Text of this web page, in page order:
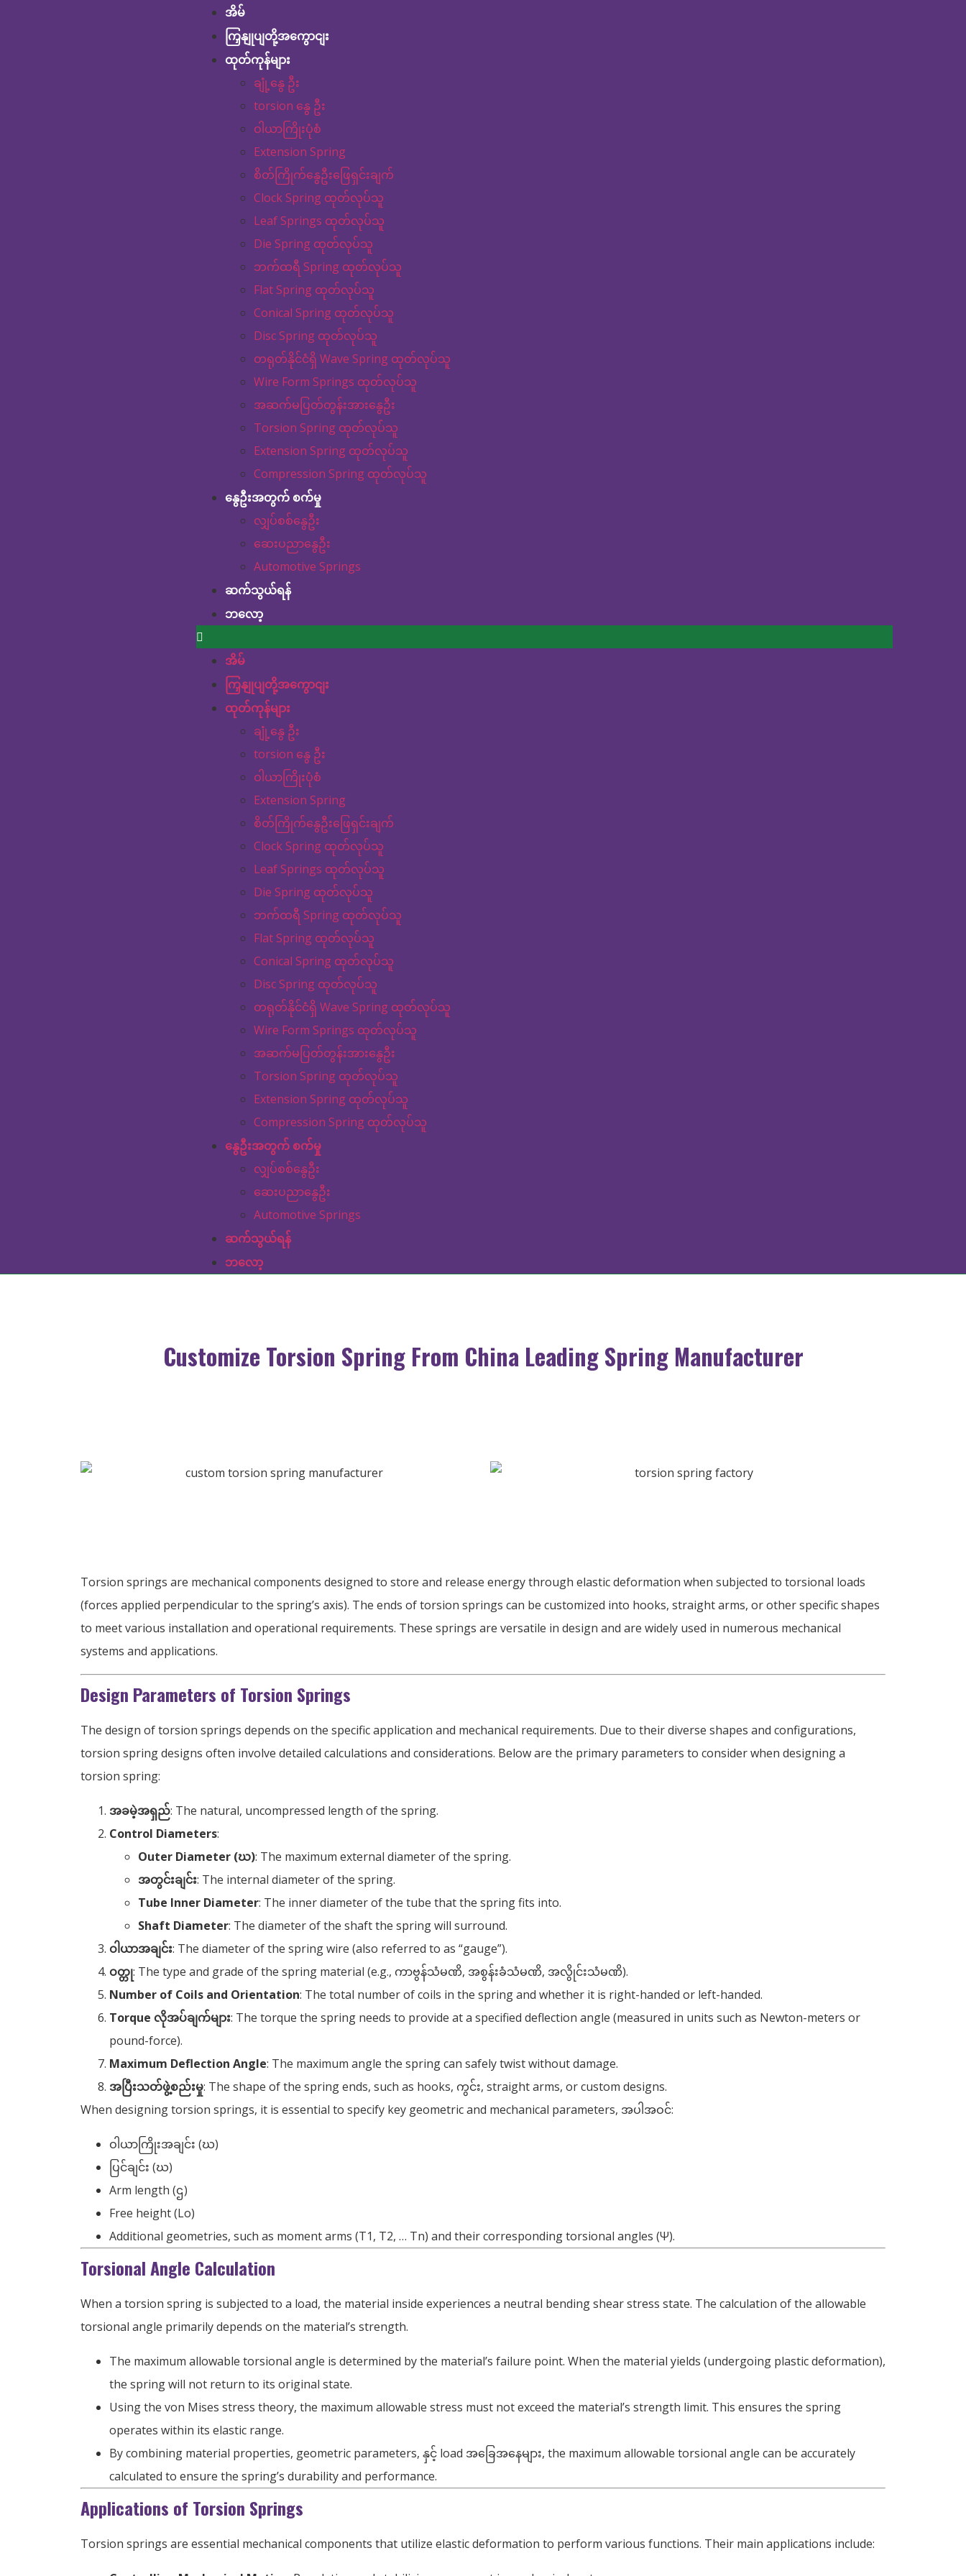
အိမ်
ကြှနျုပျတို့အကွောငျး
ထုတ်ကုန်များ
ချုံ့နွေ ဦး
torsion နွေ ဦး
ဝါယာကြိုးပုံစံ
Extension Spring
စိတ်ကြိုက်နွေဦးဖြေရှင်းချက်
Clock Spring ထုတ်လုပ်သူ
Leaf Springs ထုတ်လုပ်သူ
Die Spring ထုတ်လုပ်သူ
ဘက်ထရီ Spring ထုတ်လုပ်သူ
Flat Spring ထုတ်လုပ်သူ
Conical Spring ထုတ်လုပ်သူ
Disc Spring ထုတ်လုပ်သူ
တရုတ်နိုင်ငံရှိ Wave Spring ထုတ်လုပ်သူ
Wire Form Springs ထုတ်လုပ်သူ
အဆက်မပြတ်တွန်းအားနွေဦး
Torsion Spring ထုတ်လုပ်သူ
Extension Spring ထုတ်လုပ်သူ
Compression Spring ထုတ်လုပ်သူ
နွေဦးအတွက် စက်မှု
လျှပ်စစ်နွေဦး
ဆေးပညာနွေဦး
Automotive Springs
ဆက်သွယ်ရန်
ဘလော့
အိမ်
ကြှနျုပျတို့အကွောငျး
ထုတ်ကုန်များ
ချုံ့နွေ ဦး
torsion နွေ ဦး
ဝါယာကြိုးပုံစံ
Extension Spring
စိတ်ကြိုက်နွေဦးဖြေရှင်းချက်
Clock Spring ထုတ်လုပ်သူ
Leaf Springs ထုတ်လုပ်သူ
Die Spring ထုတ်လုပ်သူ
ဘက်ထရီ Spring ထုတ်လုပ်သူ
Flat Spring ထုတ်လုပ်သူ
Conical Spring ထုတ်လုပ်သူ
Disc Spring ထုတ်လုပ်သူ
တရုတ်နိုင်ငံရှိ Wave Spring ထုတ်လုပ်သူ
Wire Form Springs ထုတ်လုပ်သူ
အဆက်မပြတ်တွန်းအားနွေဦး
Torsion Spring ထုတ်လုပ်သူ
Extension Spring ထုတ်လုပ်သူ
Compression Spring ထုတ်လုပ်သူ
နွေဦးအတွက် စက်မှု
လျှပ်စစ်နွေဦး
ဆေးပညာနွေဦး
Automotive Springs
ဆက်သွယ်ရန်
ဘလော့
Customize Torsion Spring From China Leading Spring Manufacturer
Torsion springs are mechanical components designed to store and release energy through elastic deformation when subjected to torsional loads
(forces applied perpendicular to the spring’s axis). The ends of torsion springs can be customized into hooks, straight arms, or other specific shapes
to meet various installation and operational requirements. These springs are versatile in design and are widely used in numerous mechanical
systems and applications.
Design Parameters of Torsion Springs
The design of torsion springs depends on the specific application and mechanical requirements. Due to their diverse shapes and configurations,
torsion spring designs often involve detailed calculations and considerations. Below are the primary parameters to consider when designing a
torsion spring:
အခမဲ့အရှည်: The natural, uncompressed length of the spring.
Control Diameters:
Outer Diameter (ဃ): The maximum external diameter of the spring.
အတွင်းချင်း: The internal diameter of the spring.
Tube Inner Diameter: The inner diameter of the tube that the spring fits into.
Shaft Diameter: The diameter of the shaft the spring will surround.
ဝါယာအချင်း: The diameter of the spring wire (also referred to as “gauge”).
ဝတ္တု: The type and grade of the spring material (e.g., ကာဗွန်သံမဏိ, အစွန်းခံသံမဏိ, အလွိုင်းသံမဏိ).
Number of Coils and Orientation: The total number of coils in the spring and whether it is right-handed or left-handed.
Torque လိုအပ်ချက်များ: The torque the spring needs to provide at a specified deflection angle (measured in units such as Newton-meters or
pound-force).
Maximum Deflection Angle: The maximum angle the spring can safely twist without damage.
အပြီးသတ်ဖွဲ့စည်းမှု: The shape of the spring ends, such as hooks, ကွင်း, straight arms, or custom designs.
When designing torsion springs, it is essential to specify key geometric and mechanical parameters, အပါအဝင်:
ဝါယာကြိုးအချင်း (ဃ)
ပြင်ချင်း (ဃ)
Arm length (ဌ)
Free height(Lo)
Additional geometries, such as moment arms (T1, T2, … Tn) and their corresponding torsional angles (Ψ).
Torsional Angle Calculation
When a torsion spring is subjected to a load, the material inside experiences a neutral bending shear stress state. The calculation of the allowable
torsional angle primarily depends on the material’s strength.
The maximum allowable torsional angle is determined by the material’s failure point. When the material yields (undergoing plastic deformation),
the spring will not return to its original state.
Using the von Mises stress theory, the maximum allowable stress must not exceed the material’s strength limit. This ensures the spring
operates within its elastic range.
By combining material properties, geometric parameters, နှင့် load အခြေအနေများ, the maximum allowable torsional angle can be accurately
calculated to ensure the spring’s durability and performance.
Applications of Torsion Springs
Torsion springs are essential mechanical components that utilize elastic deformation to perform various functions. Their main applications include: